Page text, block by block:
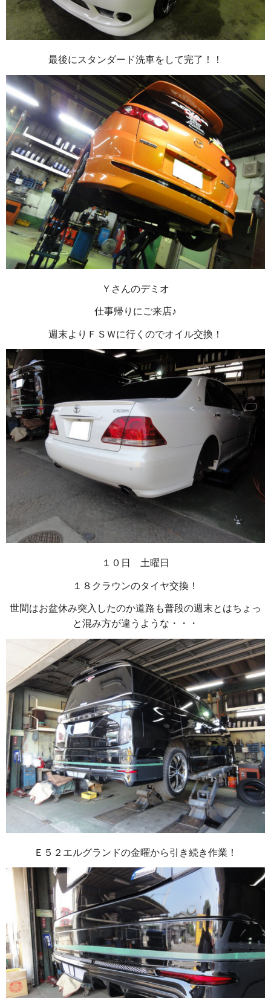
最後にスタンダード洗車をして完了！！
Ｙさんのデミオ
仕事帰りにご来店♪
週末よりＦＳＷに行くのでオイル交換！
１０日 土曜日
１８クラウンのタイヤ交換！
世間はお盆休み突入したのか道路も普段の週末とはちょっ
と混み方が違うような・・・
Ｅ５２エルグランドの金曜から引き続き作業！